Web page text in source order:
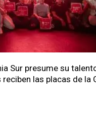
Sur presume su
las placas de la